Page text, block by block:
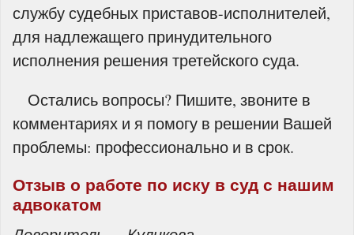
службу судебных приставов-исполнителей,
для надлежащего принудительного
исполнения решения третейского суда.
Остались вопросы? Пишите, звоните в
комментариях и я помогу в решении Вашей
проблемы: профессионально и в срок.
Отзыв о работе по иску в суд с нашим
адвокатом